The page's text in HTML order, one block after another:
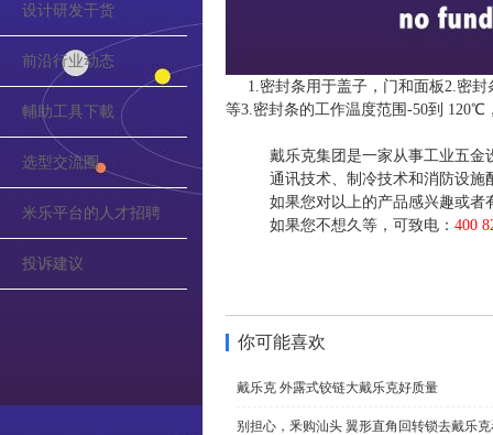
设计研发干货
前沿行业动态
輔助工具下載
选型交流圈
米乐平台的人才招聘
投诉建议
1.密封条用于盖子，门和面板2.密
等3.密封条的工作温度范围-50到
戴乐克集团是一家从事工业五金
通讯技术、制冷技术和消防设
如果您对以上的产品感兴趣或者
如果您不想久等，可致电： 400
你可能喜欢
戴乐克 外露式铰链大戴乐克好质量
别担心，釆购汕头 翼形直角回转锁去戴乐